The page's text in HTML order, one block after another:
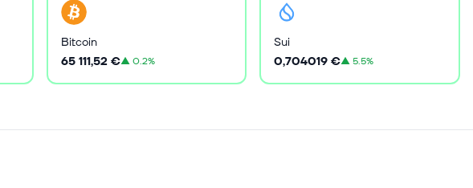
Bitcoin
65 111,52 €▲0.2%
Sui
0,704019 €▲5.5%